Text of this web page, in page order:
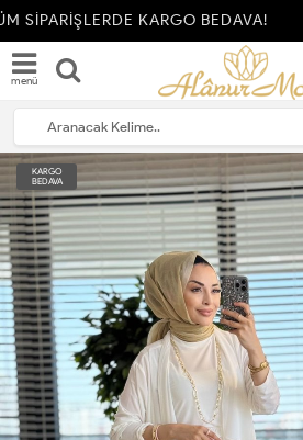
SİPARİŞLERDE KARGO BEDAVA!
menü
KARGO
BEDAVA